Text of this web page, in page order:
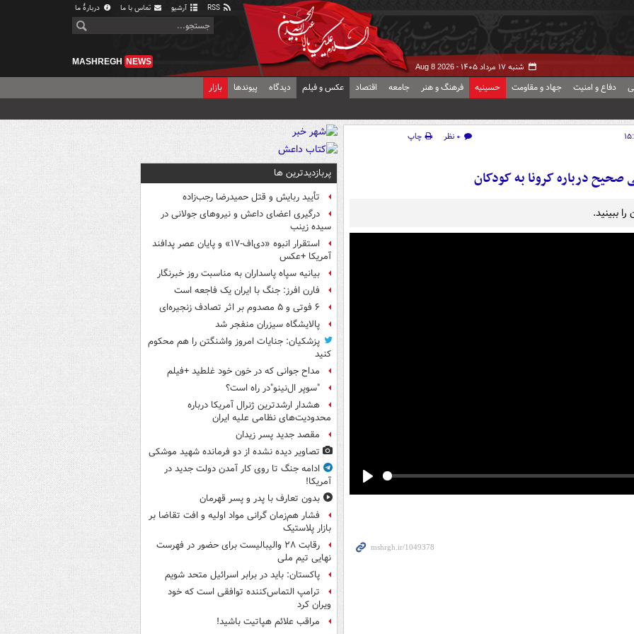
آرشیو تماس با ما دربارهٔ ما
شنبه ۱۷ مرداد ۱۴۰۵ - Aug 8 2026
MASHREGH NEWS
دفاع و امنیت جهاد و مقاومت حسینیه فرهنگ و هنر جامعه اقتصاد عکس و فیلم دیدگاه پیوندها بازار
۰ نظر
چاپ
صحیح درباره کرونا به کودکان
ببینید.
پربازدیدترین ها
تأیید ربایش و قتل حمیدرضا رجب‌زاده
درگیری اعضای داعش و نیروهای جولانی در
سیده زینب
استقرار انبوه «دی‌اف‑۱۷» و پایان عصر پدافند
آمریکا +عکس
بیانیه سپاه پاسداران به مناسبت روز خبرنگار
فارن افرز: جنگ با ایران یک فاجعه است
۶ فوتی و ۵ مصدوم بر اثر تصادف زنجیره‌ای
پالایشگاه سیزران منفجر شد
پزشکیان: جنایات امروز واشنگتن را هم محکوم
کنید
مداح جوانی که در خون خود غلطید +فیلم
"سوپر ال‌نینو"در راه است؟
هشدار ارشدترین ژنرال آمریکا درباره
محدودیت‌های نظامی علیه ایران
مقصد جدید پسر زیدان
تصاویر دیده‌ نشده از دو فرمانده شهید موشکی
ادامه جنگ تا روی کار آمدن دولت جدید در
آمریکا!
بدون تعارف با پدر و پسر قهرمان
فشار هم‌زمان گرانی مواد اولیه و افت تقاضا بر
بازار پلاستیک
رقابت ۲۸ والیبالیست برای حضور در فهرست
نهایی تیم ملی
پاکستان: باید در برابر اسرائیل متحد شویم
ترامپ التماس‌کننده توافقی است که خود
ویران کرد
مراقب علائم هپاتیت باشید!